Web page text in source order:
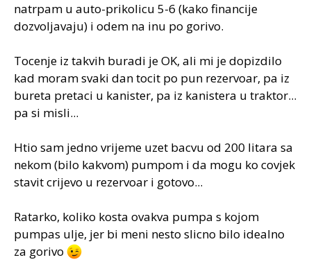
natrpam u auto-prikolicu 5-6 (kako financije
dozvoljavaju) i odem na inu po gorivo.
Tocenje iz takvih buradi je OK, ali mi je dopizdilo
kad moram svaki dan tocit po pun rezervoar, pa iz
bureta pretaci u kanister, pa iz kanistera u traktor...
pa si misli...
Htio sam jedno vrijeme uzet bacvu od 200 litara sa
nekom (bilo kakvom) pumpom i da mogu ko covjek
stavit crijevo u rezervoar i gotovo...
Ratarko, koliko kosta ovakva pumpa s kojom
pumpas ulje, jer bi meni nesto slicno bilo idealno
za gorivo